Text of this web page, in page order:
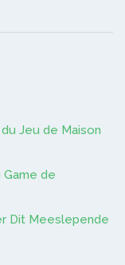
Jeu de Maison
Game de
Dit Meeslepende